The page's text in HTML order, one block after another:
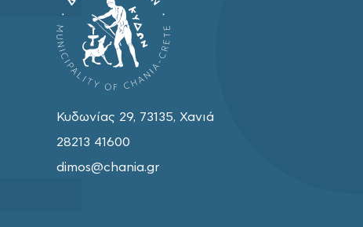
Κυδωνίας 29, 73135, Χανιά
28213 41600
dimos@chania.gr